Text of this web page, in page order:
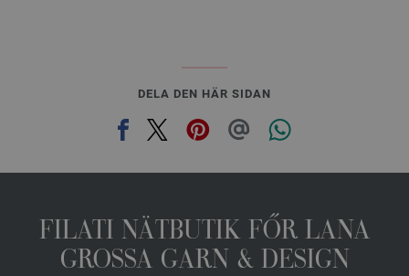
DELA DEN HÄR SIDAN
FILATI NÄTBUTIK FŐR LANA
GROSSA GARN & DESIGN